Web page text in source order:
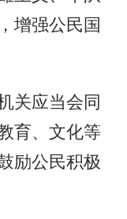
增强公民国
关应当会同
育、文化等
励公民积极